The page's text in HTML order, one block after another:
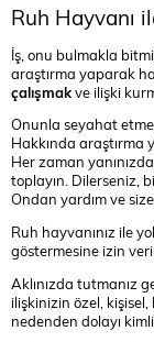
Ruh Hayvanı
İş, onu bulmakla
araştırma yaparak
çalışmakve ilişki
Onunla seyahat
Hakkında
Her zaman
toplayın. Dilerseniz,
Ondan yardım ve
Ruh hayvanınız ile
göstermesine izin
Aklınızda tutmanız
ilişkinizin özel,
nedenden dolayı